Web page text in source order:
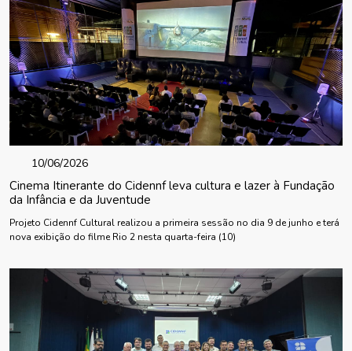
10/06/2026
Cinema Itinerante do Cidennf leva cultura e lazer à Fundação
da Infância e da Juventude
Projeto Cidennf Cultural realizou a primeira sessão no dia 9 de junho e terá
nova exibição do filme Rio 2 nesta quarta-feira (10)